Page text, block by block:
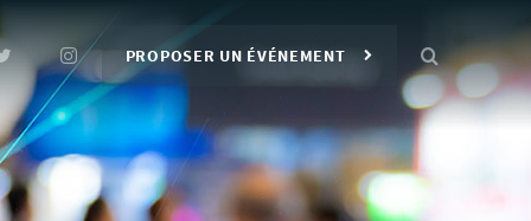
PROPOSER UN ÉVÉNEMENT